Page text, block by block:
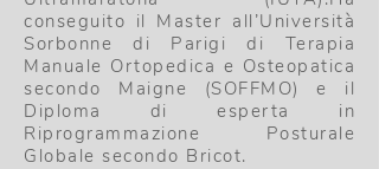
conseguito il Master all’Università
Sorbonne di Parigi di Terapia
Manuale Ortopedica e Osteopatica
secondo Maigne (SOFFMO) e il
Diploma di esperta in
Riprogrammazione Posturale
Globale secondo Bricot.